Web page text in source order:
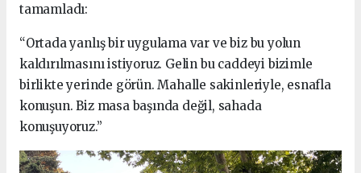
tamamladı:
“Ortada yanlış bir uygulama var ve biz bu yolun
kaldırılmasını istiyoruz. Gelin bu caddeyi bizimle
birlikte yerinde görün. Mahalle sakinleriyle, esnafla
konuşun. Biz masa başında değil, sahada
konuşuyoruz.”